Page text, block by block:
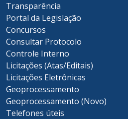
Transparência
Portal da Legislação
Concursos
Consultar Protocolo
Controle Interno
Licitações (Atas/Editais)
Licitações Eletrônicas
Geoprocessamento
Geoprocessamento (Novo)
Telefones úteis